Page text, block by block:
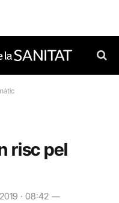
risc pel
· 08:42